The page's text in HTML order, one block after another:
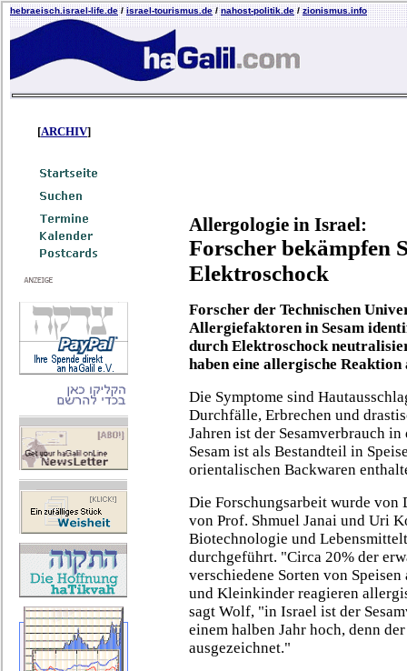
hebraeisch.israel-life.de/israel-tourismus.de/nahost-politik.de/zionismus.info
[ARCHIV]
Allergologie in Israel:
Forscher bekämpfen
Elektroschock
Forscher der Technischen
Allergiefaktoren in Sesam
durch Elektroschock
haben eine allergische
Die Symptome sind
Durchfälle, Erbrechen und
Jahren ist der Sesamverbrauch
Sesam ist als Bestandteil in
orientalischen Backwaren
Die Forschungsarbeit wurde von
von Prof. Shmuel Janai und Uri
Biotechnologie und
durchgeführt. "Circa 20% der
verschiedene Sorten von
und Kleinkinder reagieren
sagt Wolf, "in Israel ist der
einem halben Jahr hoch, denn
ausgezeichnet."